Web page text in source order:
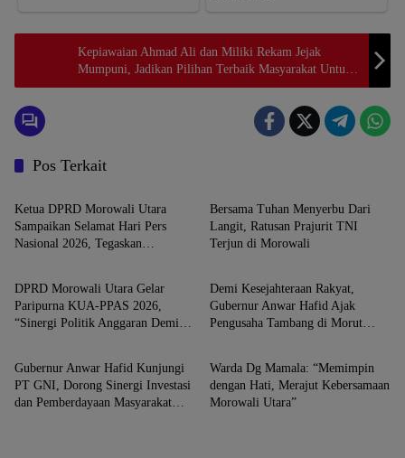
Kepiawaian Ahmad Ali dan Miliki Rekam Jejak
Mumpuni, Jadikan Pilihan Terbaik Masyarakat Untuk
Harapan Baru Sulawesi Tengah (Jilid 131)
Pos Terkait
Morowali Utara
Ketua DPRD Morowali Utara
Sampaikan Selamat Hari Pers
Nasional 2026, Tegaskan
Bersama Tuhan Menyerbu Dari
Langit, Ratusan Prajurit TNI
Terjun di Morowali
Morowali Utara
DPRD Morowali Utara Gelar
Paripurna KUA-PPAS 2026,
“Sinergi Politik Anggaran Demi
Morowali Utara
Demi Kesejahteraan Rakyat,
Gubernur Anwar Hafid Ajak
Pengusaha Tambang di Morut
Morowali Utara
Gubernur Anwar Hafid Kunjungi
PT GNI, Dorong Sinergi Investasi
dan Pemberdayaan Masyarakat
Morowali Utara
Warda Dg Mamala: “Memimpin
dengan Hati, Merajut Kebersamaan
Morowali Utara”